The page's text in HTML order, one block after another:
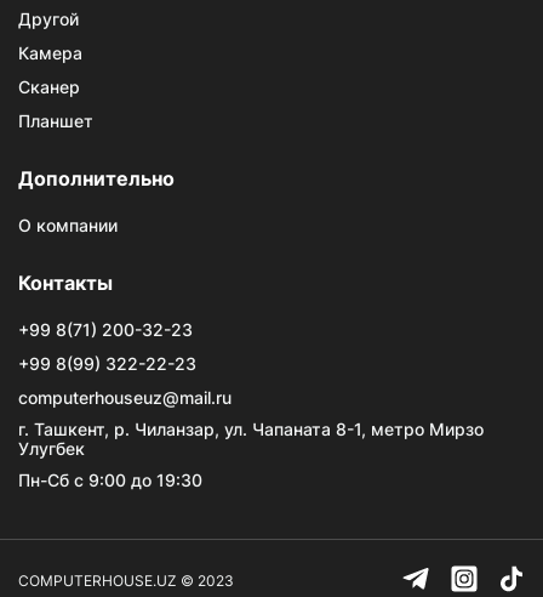
Другой
Камера
Сканер
Планшет
Дополнительно
О компании
Контакты
+99 8(71) 200-32-23
+99 8(99) 322-22-23
computerhouseuz@mail.ru
г. Ташкент, р. Чиланзар, ул. Чапаната 8-1, метро Мирзо
Улугбек
Пн-Сб с 9:00 до 19:30
COMPUTERHOUSE.UZ © 2023